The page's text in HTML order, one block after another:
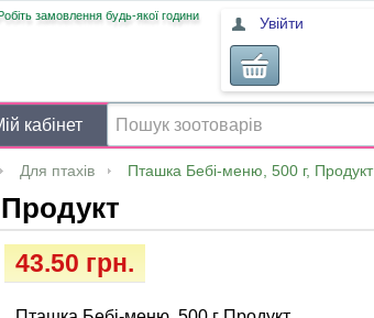
замовлення будь-якої години Увійти
кабінет
Для птахів Пташка Бебі-меню, 500 г, Продукт
43.50 грн.